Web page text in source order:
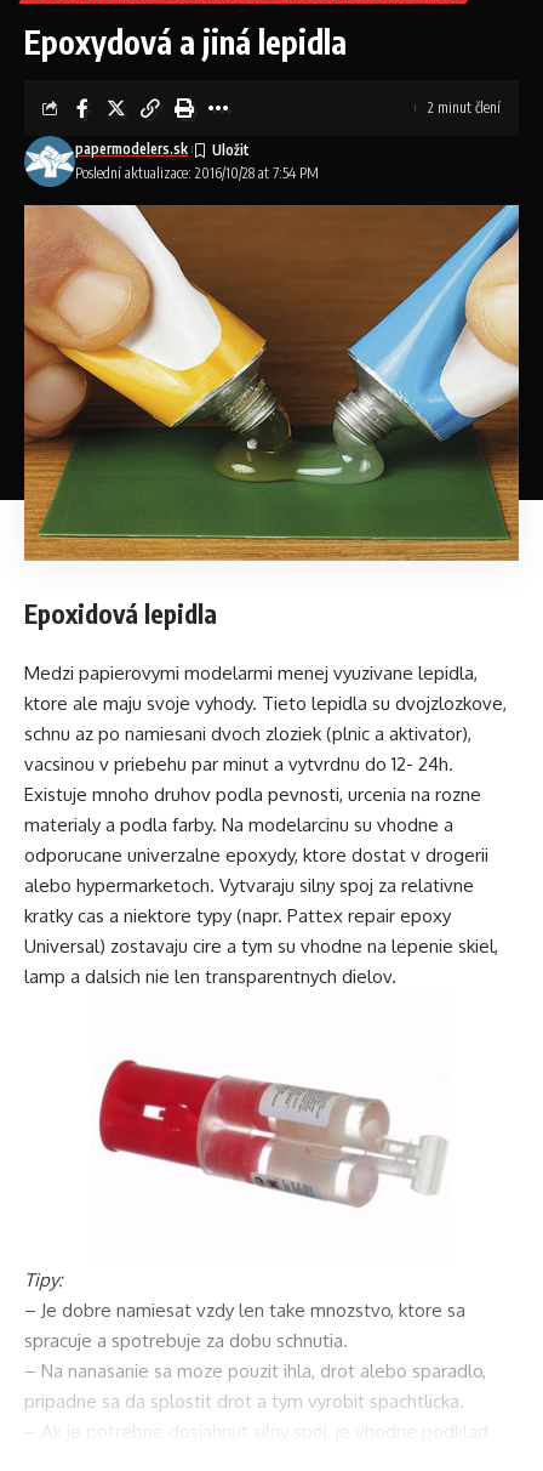
Epoxydová a jiná lepidla
Poslední aktualizace: 2016/10/28 at 7:54 PM
papermodelers.sk
2 minut člení
Epoxidová lepidla
Medzi papierovymi modelarmi menej vyuzivane lepidla,
ktore ale maju svoje vyhody. Tieto lepidla su dvojzlozkove,
schnu az po namiesani dvoch zloziek (plnic a aktivator),
vacsinou v priebehu par minut a vytvrdnu do 12- 24h.
Existuje mnoho druhov podla pevnosti, urcenia na rozne
materialy a podla farby. Na modelarcinu su vhodne a
odporucane univerzalne epoxydy, ktore dostat v drogerii
alebo hypermarketoch. Vytvaraju silny spoj za relativne
kratky cas a niektore typy (napr. Pattex repair epoxy
Universal) zostavaju cire a tym su vhodne na lepenie skiel,
lamp a dalsich nie len transparentnych dielov.
Tipy:
– Je dobre namiesat vzdy len take mnozstvo, ktore sa
spracuje a spotrebuje za dobu schnutia.
– Na nanasanie sa moze pouzit ihla, drot alebo sparadlo,
pripadne sa da splostit drot a tym vyrobit spachtlicka.
– Ak je potrebne dosiahnut silny spoj, je vhodne podklad